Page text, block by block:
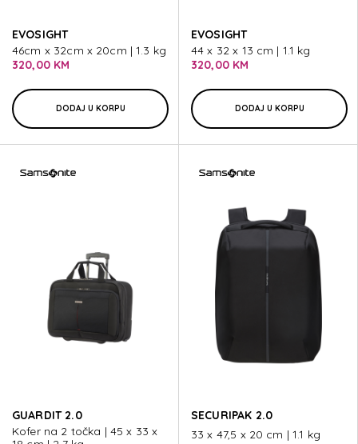
EVOSIGHT
46cm x 32cm x 20cm | 1.3 kg
320,00 KM
DODAJ U KORPU
EVOSIGHT
44 x 32 x 13 cm | 1.1 kg
320,00 KM
DODAJ U KORPU
GUARDIT 2.0
Kofer na 2 točka | 45 x 33 x
SECURIPAK 2.0
33 x 47,5 x 20 cm | 1.1 kg